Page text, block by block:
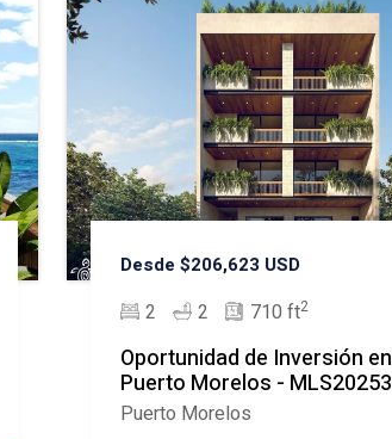
Desde $206,623 USD
2 2 710 ft2
Oportunidad de Inversión en
Puerto Morelos - MLS20253
Puerto Morelos